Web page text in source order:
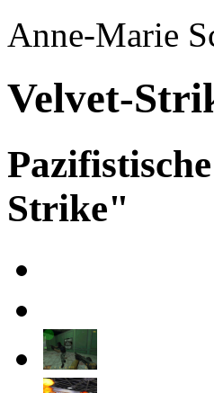
Anne-Marie
Velvet-
Strike"